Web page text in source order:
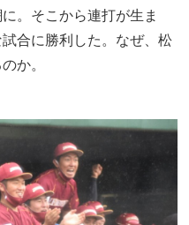
。そこから連打が生ま
合に勝利した。なぜ、松
か。